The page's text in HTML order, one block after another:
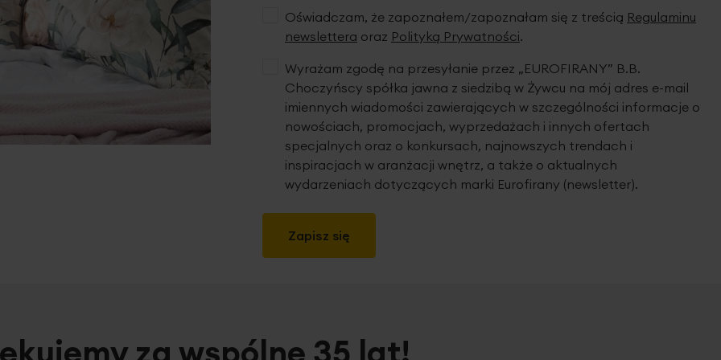
Oświadczam, że zapoznałem/zapoznałam się z treścią Regulaminu
newslettera oraz Polityką Prywatności.
Zapisz się
Wyrażam zgodę na przesyłanie przez „EUROFIRANY” B.B.
Choczyńscy spółka jawna z siedzibą w Żywcu na mój adres e-mail
imiennych wiadomości zawierających w szczególności informacje o
nowościach, promocjach, wyprzedażach i innych ofertach
specjalnych oraz o konkursach, najnowszych trendach i
inspiracjach w aranżacji wnętrz, a także o aktualnych
wydarzeniach dotyczących marki Eurofirany (newsletter).